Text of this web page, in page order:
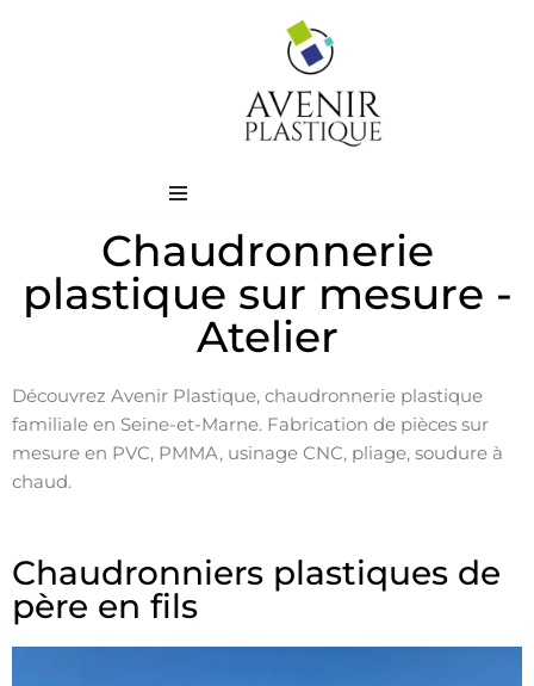
Chaudronnerie
plastique sur mesure -
Atelier
Découvrez Avenir Plastique, chaudronnerie plastique
familiale en Seine-et-Marne. Fabrication de pièces sur
mesure en PVC, PMMA, usinage CNC, pliage, soudure à
chaud.
Chaudronniers plastiques de
père en fils